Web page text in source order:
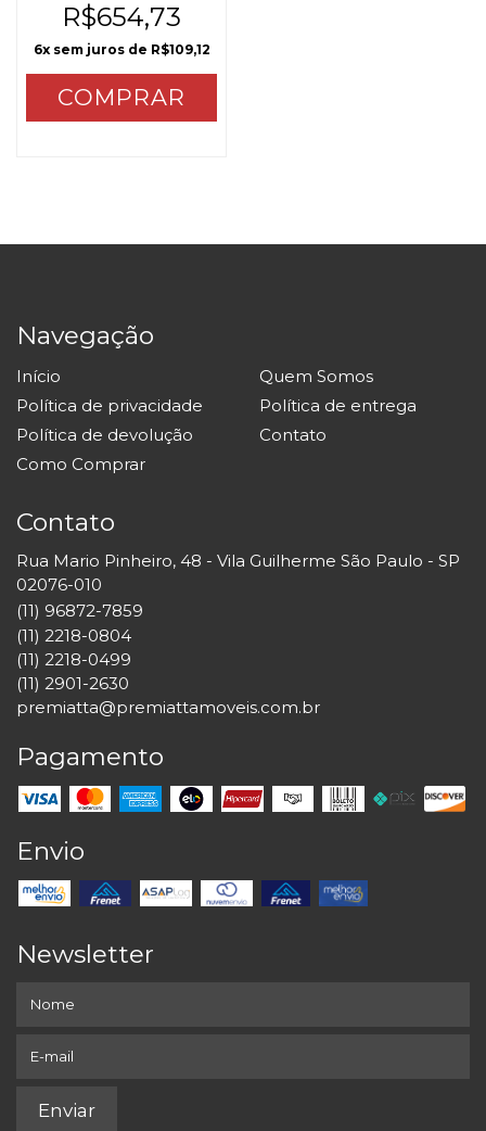
R$654,73
6x sem juros de R$109,12
COMPRAR
Navegação
Início
Quem Somos
Política de privacidade
Política de entrega
Política de devolução
Contato
Como Comprar
Contato
Rua Mario Pinheiro, 48 - Vila Guilherme São Paulo - SP
02076-010
(11) 96872-7859
(11) 2218-0804
(11) 2218-0499
(11) 2901-2630
premiatta@premiattamoveis.com.br
Pagamento
Envio
Newsletter